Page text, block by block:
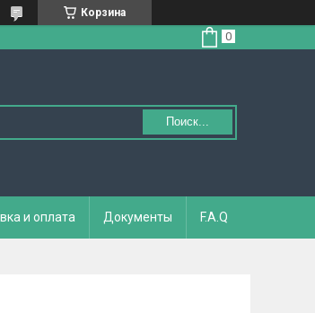
Корзина
Поиск...
и оплата Документы F.A.Q